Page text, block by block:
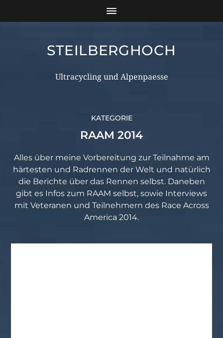
STEILBERGHOCH
Ultracycling und Alpenpaesse
KATEGORIE
RAAM 2014
Alles über meine Vorbereitung zur Teilnahme am
härtesten und Radrennen der Welt und natürlich
die Berichte über das Rennen selbst. Daneben
gibt es Infos zum RAAM selbst, sowie Interviews
mit Veteranen und Teilnehmern des Race Across
America 2014.